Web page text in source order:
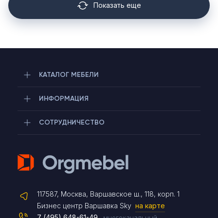
Показать еще
КАТАЛОГ МЕБЕЛИ
ИНФОРМАЦИЯ
СОТРУДНИЧЕСТВО
117587, Москва, Варшавское ш., 118, корп. 1
Бизнес центр Варшавка Sky на карте
Telegram
Max